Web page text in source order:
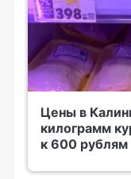
Цены в
килограмм
к 600 рублям